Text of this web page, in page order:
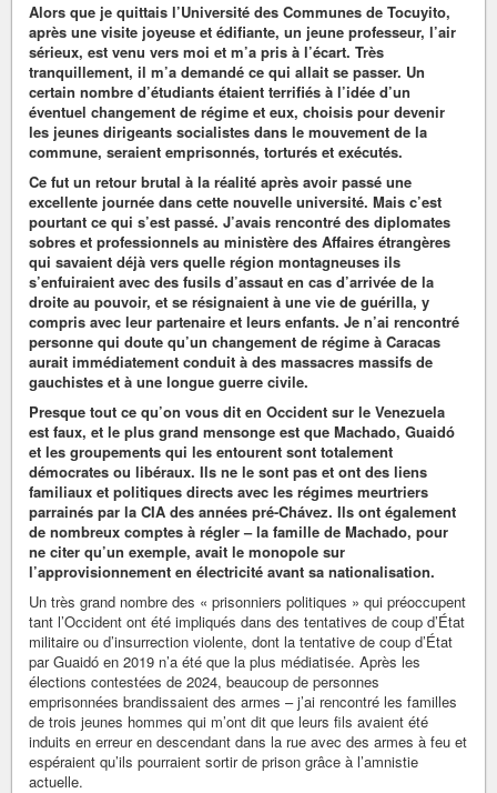
Alors que je quittais l’Université des Communes de Tocuyito,
après une visite joyeuse et édifiante, un jeune professeur, l’air
sérieux, est venu vers moi et m’a pris à l’écart. Très
tranquillement, il m’a demandé ce qui allait se passer. Un
certain nombre d’étudiants étaient terrifiés à l’idée d’un
éventuel changement de régime et eux, choisis pour devenir
les jeunes dirigeants socialistes dans le mouvement de la
commune, seraient emprisonnés, torturés et exécutés.
Ce fut un retour brutal à la réalité après avoir passé une
excellente journée dans cette nouvelle université. Mais c’est
pourtant ce qui s’est passé. J’avais rencontré des diplomates
sobres et professionnels au ministère des Affaires étrangères
qui savaient déjà vers quelle région montagneuses ils
s’enfuiraient avec des fusils d’assaut en cas d’arrivée de la
droite au pouvoir, et se résignaient à une vie de guérilla, y
compris avec leur partenaire et leurs enfants. Je n’ai rencontré
personne qui doute qu’un changement de régime à Caracas
aurait immédiatement conduit à des massacres massifs de
gauchistes et à une longue guerre civile.
Presque tout ce qu’on vous dit en Occident sur le Venezuela
est faux, et le plus grand mensonge est que Machado, Guaidó
et les groupements qui les entourent sont totalement
démocrates ou libéraux. Ils ne le sont pas et ont des liens
familiaux et politiques directs avec les régimes meurtriers
parrainés par la CIA des années pré-Chávez. Ils ont également
de nombreux comptes à régler – la famille de Machado, pour
ne citer qu’un exemple, avait le monopole sur
l’approvisionnement en électricité avant sa nationalisation.
Un très grand nombre des « prisonniers politiques » qui préoccupent
tant l’Occident ont été impliqués dans des tentatives de coup d’État
militaire ou d’insurrection violente, dont la tentative de coup d’État
par Guaidó en 2019 n’a été que la plus médiatisée. Après les
élections contestées de 2024, beaucoup de personnes
emprisonnées brandissaient des armes – j’ai rencontré les familles
de trois jeunes hommes qui m’ont dit que leurs fils avaient été
induits en erreur en descendant dans la rue avec des armes à feu et
espéraient qu’ils pourraient sortir de prison grâce à l’amnistie
actuelle.